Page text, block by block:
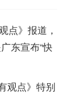
》报道，
东宣布“快
观点》特别